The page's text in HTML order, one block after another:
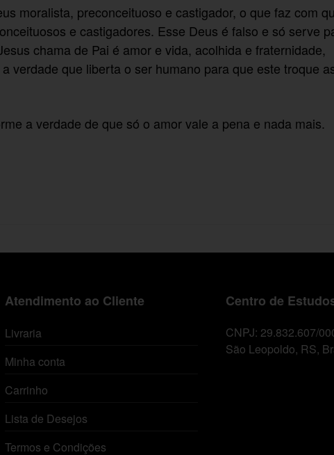
moralista, preconceituoso e castigador, o que faz com
e castigadores. Esse Deus é falso e só serve
chama de Pai é amor e vida, acolhida e fraternidade,
verdade que liberta o ser humano para que este troque
a verdade de que só o amor vale a pena e nada mais.
Atendimento ao Cliente
Livraria
Minha conta
Carrinho
Lista de Desejos
Termos e Condições
Centro de
CNPJ: 29.832.607/
São Leopoldo, RS,